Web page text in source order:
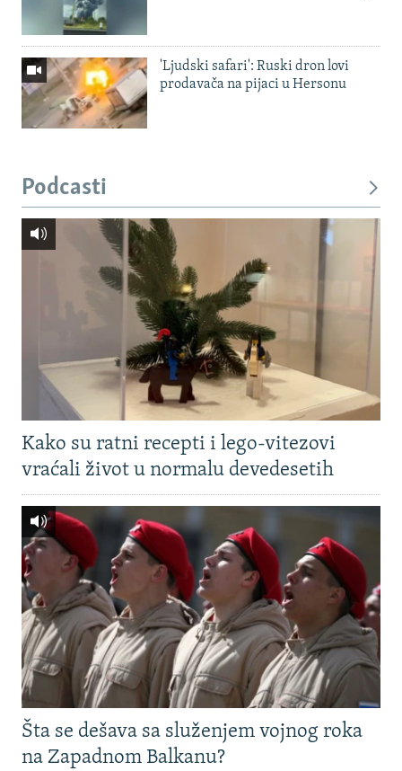
'Ljudski safari': Ruski dron lovi
prodavača na pijaci u Hersonu
Podcasti
Kako su ratni recepti i lego-vitezovi
vraćali život u normalu devedesetih
Šta se dešava sa služenjem vojnog roka
na Zapadnom Balkanu?